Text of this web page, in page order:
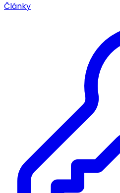
Články